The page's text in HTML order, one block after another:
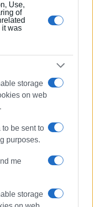
Use,
of
it was
storage
on web
to be sent to
purposes.
me
storage
paper